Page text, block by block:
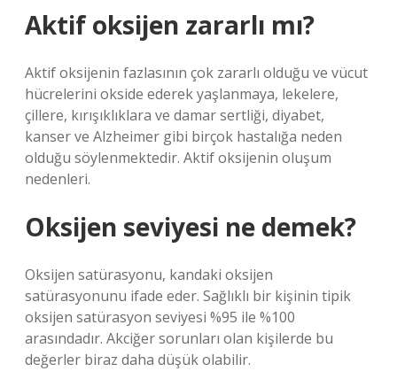
Aktif oksijen zararlı mı?
Aktif oksijenin fazlasının çok zararlı olduğu ve vücut
hücrelerini okside ederek yaşlanmaya, lekelere,
çillere, kırışıklıklara ve damar sertliği, diyabet,
kanser ve Alzheimer gibi birçok hastalığa neden
olduğu söylenmektedir. Aktif oksijenin oluşum
nedenleri.
Oksijen seviyesi ne demek?
Oksijen satürasyonu, kandaki oksijen
satürasyonunu ifade eder. Sağlıklı bir kişinin tipik
oksijen satürasyon seviyesi %95 ile %100
arasındadır. Akciğer sorunları olan kişilerde bu
değerler biraz daha düşük olabilir.